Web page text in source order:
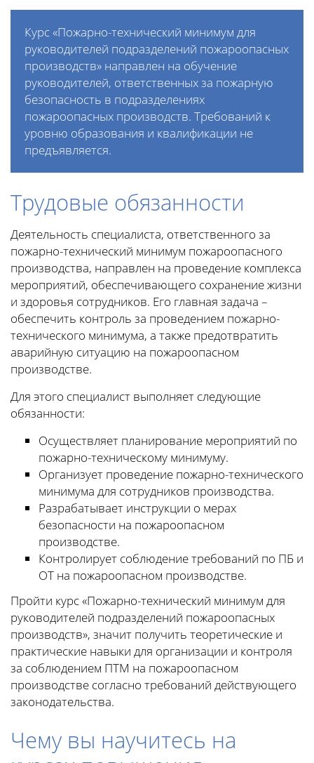
Курс «Пожарно-технический минимум для
руководителей подразделений пожароопасных
производств» направлен на обучение
руководителей, ответственных за пожарную
безопасность в подразделениях
пожароопасных производств. Требований к
уровню образования и квалификации не
предъявляется.
Трудовые обязанности
Деятельность специалиста, ответственного за
пожарно-технический минимум пожароопасного
производства, направлен на проведение комплекса
мероприятий, обеспечивающего сохранение жизни
и здоровья сотрудников. Его главная задача –
обеспечить контроль за проведением пожарно-
технического минимума, а также предотвратить
аварийную ситуацию на пожароопасном
производстве.
Для этого специалист выполняет следующие
обязанности:
Осуществляет планирование мероприятий по
пожарно-техническому минимуму.
Организует проведение пожарно-технического
минимума для сотрудников производства.
Разрабатывает инструкции о мерах
безопасности на пожароопасном
производстве.
Контролирует соблюдение требований по ПБ и
ОТ на пожароопасном производстве.
Пройти курс «Пожарно-технический минимум для
руководителей подразделений пожароопасных
производств», значит получить теоретические и
практические навыки для организации и контроля
за соблюдением ПТМ на пожароопасном
производстве согласно требований действующего
законодательства.
Чему вы научитесь на